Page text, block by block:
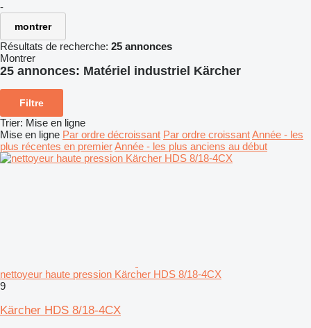
-
montrer
Résultats de recherche: 25 annonces
Montrer
25 annonces: Matériel industriel Kärcher
Filtre
Trier: Mise en ligne
Mise en ligne Par ordre décroissant Par ordre croissantAnnée - les
plus récentes en premierAnnée - les plus anciens au début
nettoyeur haute pression Kärcher HDS 8/18-4CX
9
Kärcher HDS 8/18-4CX